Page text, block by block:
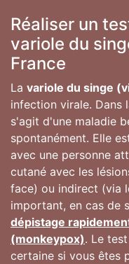
Réaliser un
variole du
France
La variole du singe
infection virale. Dans
s'agit d'une maladie
spontanément. Elle
avec une personne
cutané avec les
face) ou indirect (via
important, en cas de
dépistage
(monkeypox). Le
certaine si vous êtes